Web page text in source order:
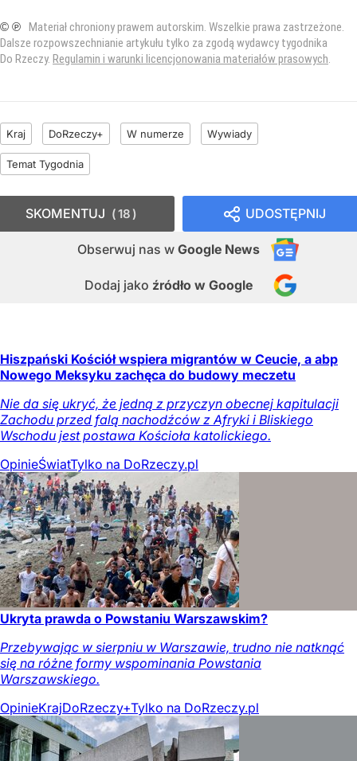
© ℗ Materiał chroniony prawem autorskim. Wszelkie prawa zastrzeżone.
Dalsze rozpowszechnianie artykułu tylko za zgodą wydawcy tygodnika
Do Rzeczy. Regulamin i warunki licencjonowania materiałów prasowych.
Kraj DoRzeczy+ W numerze Wywiady
Temat Tygodnia
UDOSTĘPNIJ
Obserwuj nas w Google News
Dodaj jako źródło w Google
SKOMENTUJ 18
Hiszpański Kościół wspiera migrantów w Ceucie, a abp
Nowego Meksyku zachęca do budowy meczetu
Nie da się ukryć, że jedną z przyczyn obecnej kapitulacji
Zachodu przed falą nachodźców z Afryki i Bliskiego
Wschodu jest postawa Kościoła katolickiego.
OpinieŚwiatTylko na DoRzeczy.pl
Ukryta prawda o Powstaniu Warszawskim?
Przebywając w sierpniu w Warszawie, trudno nie natknąć
się na różne formy wspominania Powstania
Warszawskiego.
OpinieKrajDoRzeczy+Tylko na DoRzeczy.pl